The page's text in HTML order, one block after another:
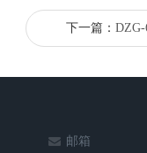
下一篇：
邮箱